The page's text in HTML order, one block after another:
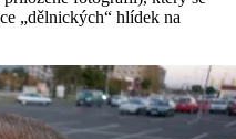
„dělnických“ hlídek na